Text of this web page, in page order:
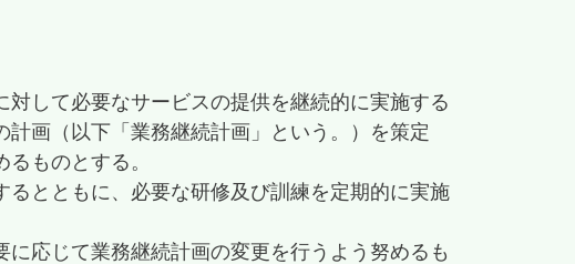
して必要なサービスの提供を継続的に実施する
画（以下「業務継続計画」という。）を策定
ものとする。
るとともに、必要な研修及び訓練を定期的に実施
応じて業務継続計画の変更を行うよう努めるも